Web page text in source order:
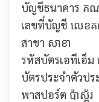
บัญชีธนาคาร គណ
เลขที่บัญชี លេខ
สาขา សាខា
รหัสบัตรเอทีเอ็ม
บัตรประจำตัวป
พาสปอร์ต ប៉ាស្ព័រ